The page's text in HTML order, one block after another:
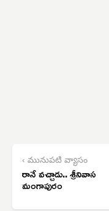
‹ మునుపటి వ్యాసం
రానే వచ్చాడు.. శ్రీనివాస
మంగాపురం